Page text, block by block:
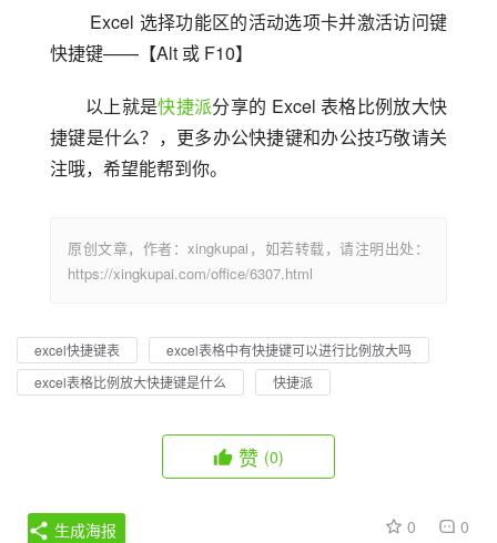
快捷键——【Alt 或 F10】
以上就是快捷派分享的 Excel 表格比例放大快
捷键是什么？，更多办公快捷键和办公技巧敬请关
注哦，希望能帮到你。
原创文章，作者：xingkupai，如若转载，请注明出处：
https://xingkupai.com/office/6307.html
excel快捷键表
excel表格中有快捷键可以进行比例放大吗
excel表格比例放大快捷键是什么
快捷派
赞 (0)
0 0
生成海报